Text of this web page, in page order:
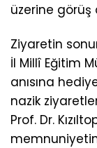
üzerine görüş
Ziyaretin
İl Millî Eğitim
anısına
nazik
Prof. Dr.